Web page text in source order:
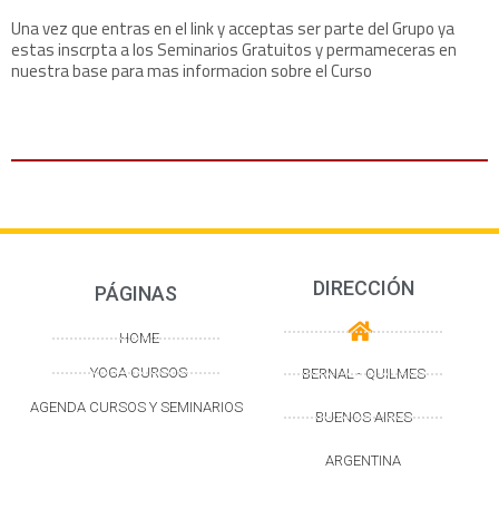
Una vez que entras en el link y acceptas ser parte del Grupo ya
estas inscrpta a los Seminarios Gratuitos y permameceras en
nuestra base para mas informacion sobre el Curso
PÁGINAS
HOME
YOGA CURSOS
AGENDA CURSOS Y SEMINARIOS
DIRECCIÓN
BERNAL - QUILMES
BUENOS AIRES
ARGENTINA